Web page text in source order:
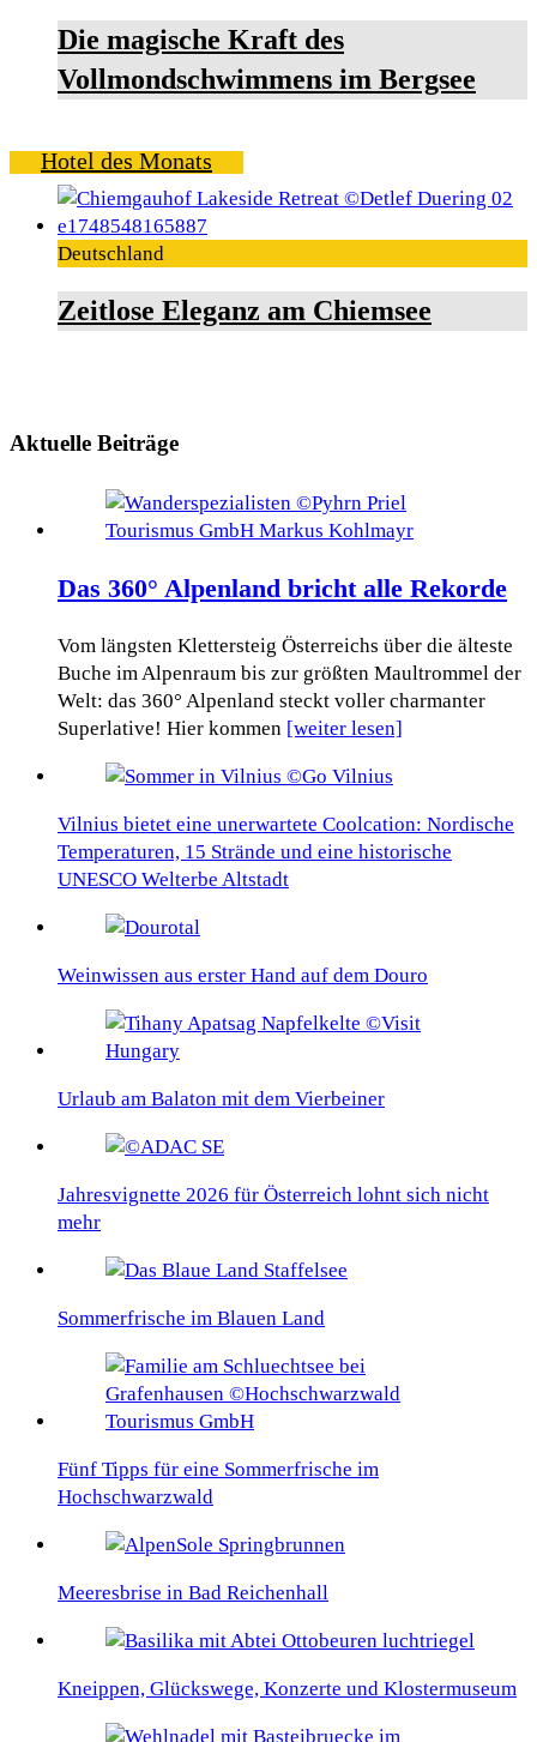
Die magische Kraft des
Vollmondschwimmens im Bergsee
Hotel des Monats
Deutschland
Zeitlose Eleganz am Chiemsee
Aktuelle Beiträge
Das 360° Alpenland bricht alle Rekorde
Vom längsten Klettersteig Österreichs über die älteste
Buche im Alpenraum bis zur größten Maultrommel der
Welt: das 360° Alpenland steckt voller charmanter
Superlative! Hier kommen [weiter lesen]
Vilnius bietet eine unerwartete Coolcation: Nordische
Temperaturen, 15 Strände und eine historische
UNESCO Welterbe Altstadt
Weinwissen aus erster Hand auf dem Douro
Urlaub am Balaton mit dem Vierbeiner
Jahresvignette 2026 für Österreich lohnt sich nicht
mehr
Sommerfrische im Blauen Land
Fünf Tipps für eine Sommerfrische im
Hochschwarzwald
Meeresbrise in Bad Reichenhall
Kneippen, Glückswege, Konzerte und Klostermuseum